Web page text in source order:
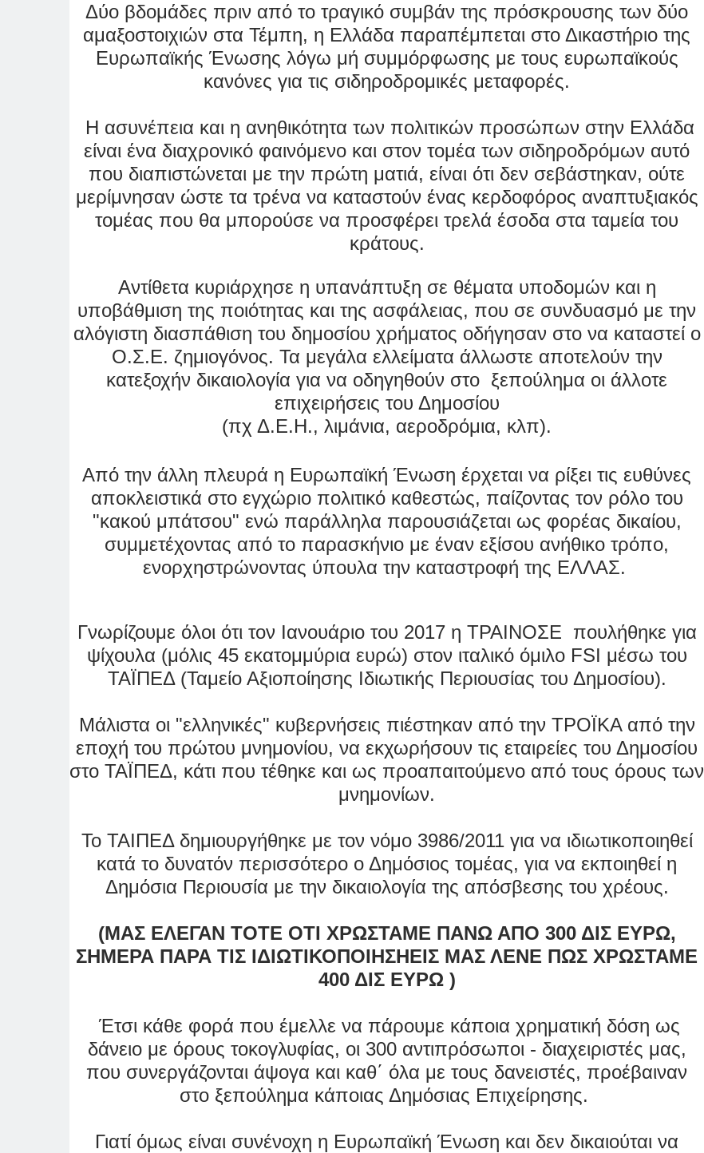
Δύο βδομάδες πριν από το τραγικό συμβάν της πρόσκρουσης των δύο
αμαξοστοιχιών στα Τέμπη, η Ελλάδα παραπέμπεται στο Δικαστήριο της
Ευρωπαϊκής Ένωσης λόγω μή συμμόρφωσης με τους ευρωπαϊκούς
κανόνες για τις σιδηροδρομικές μεταφορές.
Η ασυνέπεια και η ανηθικότητα των πολιτικών προσώπων στην Ελλάδα
είναι ένα διαχρονικό φαινόμενο και στον τομέα των σιδηροδρόμων αυτό
που διαπιστώνεται με την πρώτη ματιά, είναι ότι δεν σεβάστηκαν, ούτε
μερίμνησαν ώστε τα τρένα να καταστούν ένας κερδοφόρος αναπτυξιακός
τομέας που θα μπορούσε να προσφέρει τρελά έσοδα στα ταμεία του
κράτους.
Αντίθετα κυριάρχησε η υπανάπτυξη σε θέματα υποδομών και η
υποβάθμιση της ποιότητας και της ασφάλειας, που σε συνδυασμό με την
αλόγιστη διασπάθιση του δημοσίου χρήματος οδήγησαν στο να καταστεί ο
Ο.Σ.Ε. ζημιογόνος. Τα μεγάλα ελλείματα άλλωστε αποτελούν την
κατεξοχήν δικαιολογίαγια να οδηγηθούν στο ξεπούλημα οι άλλοτε
επιχειρήσεις του Δημοσίου
(πχ Δ.Ε.Η., λιμάνια, αεροδρόμια, κλπ).
Από την άλλη πλευρά η Ευρωπαϊκή Ένωση έρχεται να ρίξει τις ευθύνες
αποκλειστικά στο εγχώριο πολιτικό καθεστώς, παίζοντας τον ρόλο του
"κακού μπάτσου" ενώ παράλληλα παρουσιάζεται ως φορέας δικαίου,
συμμετέχοντας από το παρασκήνιο με έναν εξίσου ανήθικο τρόπο,
ενορχηστρώνοντας ύπουλα την καταστροφή της ΕΛΛΑΣ.
Γνωρίζουμε όλοι ότι τον Ιανουάριο του 2017 η ΤΡΑΙΝΟΣΕ πουλήθηκε για
ψίχουλα (μόλις 45 εκατομμύρια ευρώ) στον ιταλικό όμιλο FSI μέσω του
ΤΑΪΠΕΔ (Ταμείο Αξιοποίησης Ιδιωτικής Περιουσίας του Δημοσίου).
Μάλιστα οι "ελληνικές" κυβερνήσεις πιέστηκαν από την ΤΡΟΪΚΑ από την
εποχή του πρώτου μνημονίου, να εκχωρήσουν τις εταιρείες του Δημοσίου
στοΤΑΪΠΕΔ, κάτι που τέθηκε και ως προαπαιτούμενο από τους όρους των
μνημονίων.
Το ΤΑΙΠΕΔ δημιουργήθηκε με τον νόμο 3986/2011 για να ιδιωτικοποιηθεί
κατά το δυνατόν περισσότερο ο Δημόσιος τομέας, για να εκποιηθεί η
Δημόσια Περιουσία με την δικαιολογία της απόσβεσης του χρέους.
(ΜΑΣ ΕΛΕΓΑΝ ΤΟΤΕ ΟΤΙ ΧΡΩΣΤΑΜΕ ΠΑΝΩ ΑΠΟ 300 ΔΙΣ ΕΥΡΩ,
ΣΗΜΕΡΑ ΠΑΡΑ ΤΙΣ ΙΔΙΩΤΙΚΟΠΟΙΗΣΗΕΙΣ ΜΑΣ ΛΕΝΕ ΠΩΣ ΧΡΩΣΤΑΜΕ
400 ΔΙΣ ΕΥΡΩ )
Έτσι κάθε φορά που έμελλε να πάρουμε κάποια χρηματική δόση ως
δάνειο με όρους τοκογλυφίας, οι 300 αντιπρόσωποι - διαχειριστές μας,
που συνεργάζονται άψογα και καθ΄ όλα με τους δανειστές, προέβαιναν
στο ξεπούλημα κάποιας Δημόσιας Επιχείρησης.
Γιατί όμως είναι συνένοχη η Ευρωπαϊκή Ένωση και δεν δικαιούται να